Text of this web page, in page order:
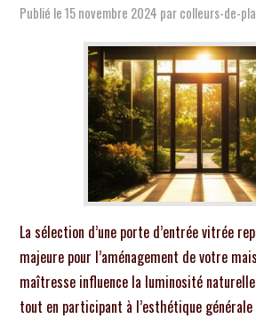
Publié le15 novembre 2024 parcolleurs-de-
La sélection d’une porte d’entrée vitrée
majeure pour l’aménagement de votre
maîtresse influence la luminosité
tout en participant à l’esthétique